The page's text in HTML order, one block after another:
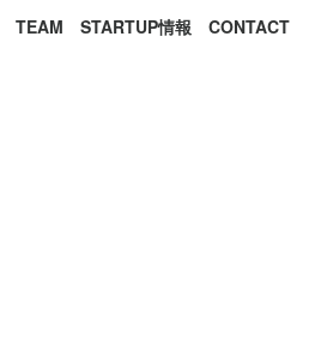
TEAM STARTUP情報 CONTACT